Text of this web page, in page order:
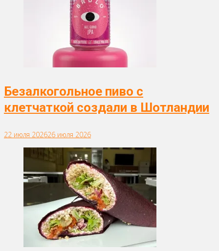
Безалкогольное пиво с
клетчаткой создали в Шотландии
22 июля 202626 июля 2026